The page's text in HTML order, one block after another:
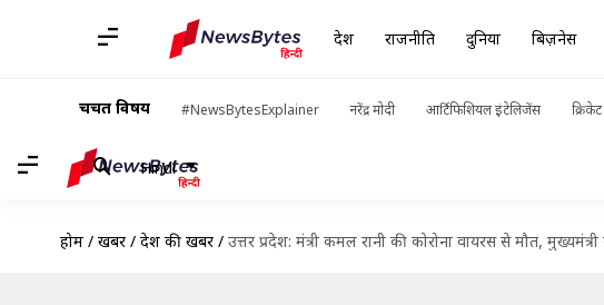
देश राजनीति दुनिया बिज़नेस
चर्चित विषय #NewsBytesExplainer नरेंद्र मोदी आर्टिफिशियल इंटेलिजेंस
Hindi
होम / खबरें / देश की खबरें / उत्तर प्रदेश: मंत्री कमल रानी की कोरोना वायरस से मौत, मुख्यमंत्री